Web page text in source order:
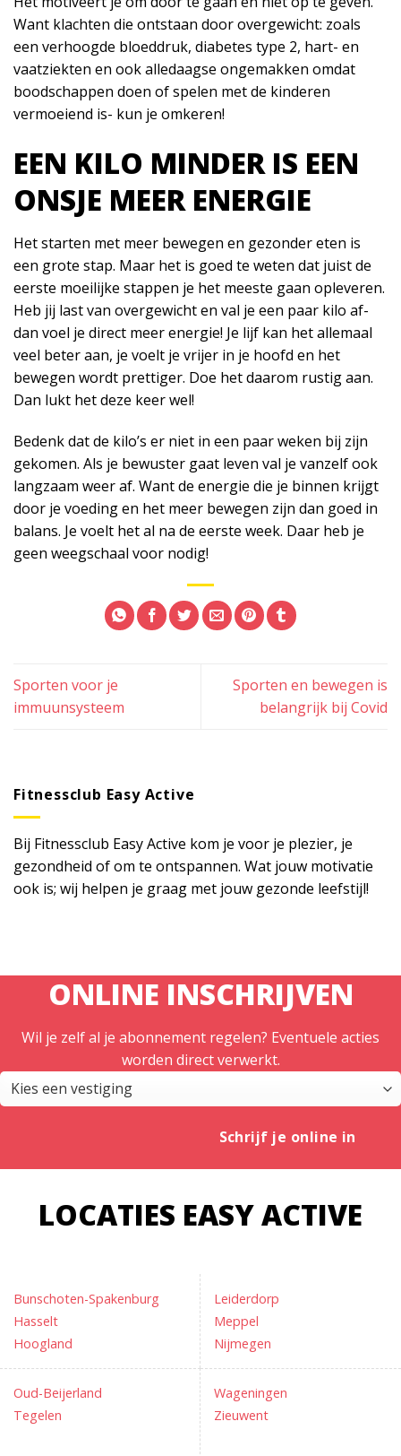
Want klachten die ontstaan door overgewicht: zoals
een verhoogde bloeddruk, diabetes type 2, hart- en
vaatziekten en ook alledaagse ongemakken omdat
boodschappen doen of spelen met de kinderen
vermoeiend is- kun je omkeren!
EEN KILO MINDER IS EEN
ONSJE MEER ENERGIE
Het starten met meer bewegen en gezonder eten is
een grote stap. Maar het is goed te weten dat juist de
eerste moeilijke stappen je het meeste gaan opleveren.
Heb jij last van overgewicht en val je een paar kilo af-
dan voel je direct meer energie! Je lijf kan het allemaal
veel beter aan, je voelt je vrijer in je hoofd en het
bewegen wordt prettiger. Doe het daarom rustig aan.
Dan lukt het deze keer wel!
Bedenk dat de kilo’s er niet in een paar weken bij zijn
gekomen. Als je bewuster gaat leven val je vanzelf ook
langzaam weer af. Want de energie die je binnen krijgt
door je voeding en het meer bewegen zijn dan goed in
balans. Je voelt het al na de eerste week. Daar heb je
geen weegschaal voor nodig!
Sporten voor je
immuunsysteem
Sporten en bewegen is
belangrijk bij Covid
Fitnessclub Easy Active
Bij Fitnessclub Easy Active kom je voor je plezier, je
gezondheid of om te ontspannen. Wat jouw motivatie
ook is; wij helpen je graag met jouw gezonde leefstijl!
ONLINE INSCHRIJVEN
Wil je zelf al je abonnement regelen? Eventuele acties
worden direct verwerkt.
Schrijf je online in
LOCATIES EASY ACTIVE
Bunschoten-Spakenburg
Hasselt
Hoogland
Leiderdorp
Meppel
Nijmegen
Oud-Beijerland
Tegelen
Wageningen
Zieuwent